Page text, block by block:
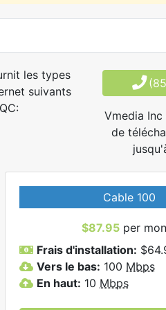
les types
suivants
Vmedia
de
Cable 100
$87.95 per
Frais d'installation:
Vers le bas: 100 Mbps
En haut: 10 Mbps